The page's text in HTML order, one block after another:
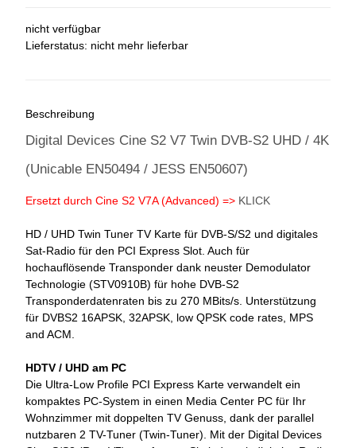
nicht verfügbar
Lieferstatus: nicht mehr lieferbar
Beschreibung
Digital Devices Cine S2 V7 Twin DVB-S2 UHD / 4K
(Unicable EN50494 / JESS EN50607)
Ersetzt durch Cine S2 V7A (Advanced) => KLICK
HD / UHD Twin Tuner TV Karte für DVB-S/S2 und digitales
Sat-Radio für den PCI Express Slot. Auch für
hochauflösende Transponder dank neuster Demodulator
Technologie (STV0910B) für hohe DVB-S2
Transponderdatenraten bis zu 270 MBits/s. Unterstützung
für DVBS2 16APSK, 32APSK, low QPSK code rates, MPS
and ACM.
HDTV / UHD am PC
Die Ultra-Low Profile PCI Express Karte verwandelt ein
kompaktes PC-System in einen Media Center PC für Ihr
Wohnzimmer mit doppelten TV Genuss, dank der parallel
nutzbaren 2 TV-Tuner (Twin-Tuner). Mit der Digital Devices